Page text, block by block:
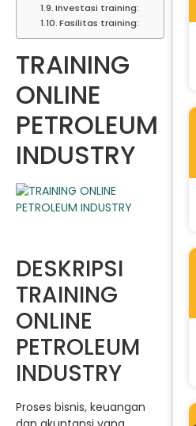
Investasi training:
Fasilitas training:
TRAINING
ONLINE
PETROLEUM
INDUSTRY
DESKRIPSI
TRAINING
ONLINE
PETROLEUM
INDUSTRY
Proses bisnis, keuangan